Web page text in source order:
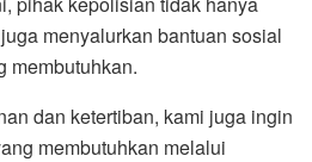
menyalurkan bantuan sosial
membutuhkan.
dan ketertiban, kami juga ingin
membutuhkan melalui